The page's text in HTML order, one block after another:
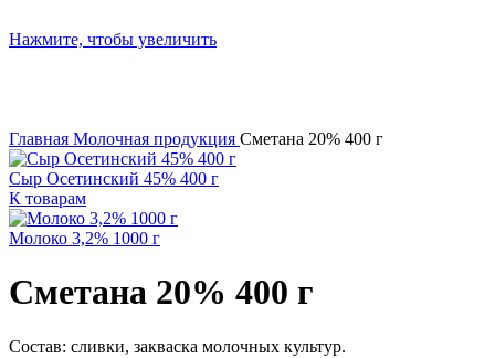
Нажмите, чтобы увеличить
Главная Молочная продукция Сметана 20% 400 г
Сыр Осетинский 45% 400 г
К товарам
Молоко 3,2% 1000 г
Сметана 20% 400 г
Состав: сливки, закваска молочных культур.